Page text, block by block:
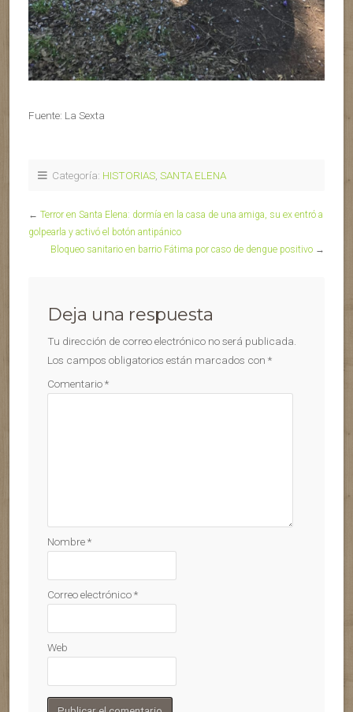
Fuente: La Sexta
Categoría: HISTORIAS, SANTA ELENA
← Terror en Santa Elena: dormía en la casa de una amiga, su ex entró a
golpearla y activó el botón antipánico
Bloqueo sanitario en barrio Fátima por caso de dengue positivo →
Deja una respuesta
Tu dirección de correo electrónico no será publicada.
Los campos obligatorios están marcados con *
Comentario*
Nombre*
Correo electrónico*
Web